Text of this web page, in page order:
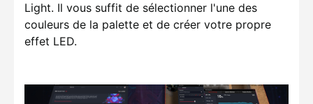
Light. Il vous suffit de sélectionner l'une des
couleurs de la palette et de créer votre propre
effet LED.